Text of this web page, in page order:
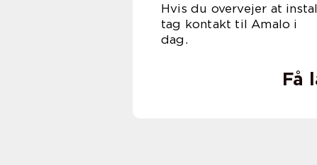
Hvis du overvejer at
tag kontakt til Amalo i
Få